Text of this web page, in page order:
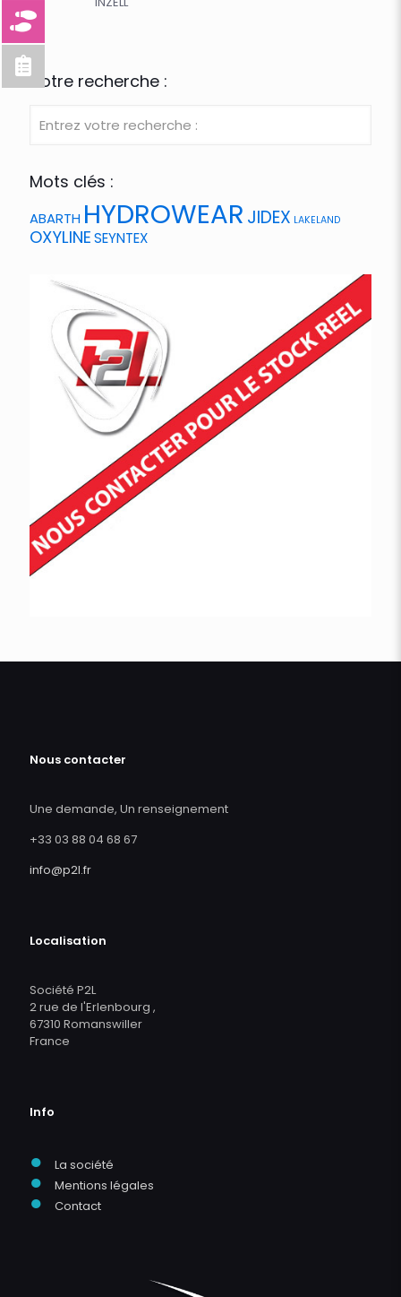
Votre recherche :
Mots clés :
ABARTH HYDROWEAR JIDEX LAKELAND
OXYLINESEYNTEX
Nous contacter
Une demande, Un renseignement
+33 03 88 04 68 67
info@p2l.fr
Localisation
Société P2L
2 rue de l'Erlenbourg ,
67310 Romanswiller
France
Info
● La société
● Mentions légales
● Contact